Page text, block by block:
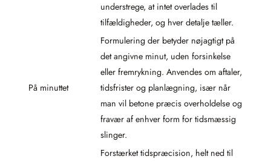
understrege, at intet overlades til
tilfældigheder, og hver detalje tæller.
På minuttet
Formulering der betyder nøjagtigt på
det angivne minut, uden forsinkelse
eller fremrykning. Anvendes om aftaler,
tidsfrister og planlægning, især når
man vil betone præcis overholdelse og
fravær af enhver form for tidsmæssig
slinger.
Forstærket tidspræcision, helt ned til